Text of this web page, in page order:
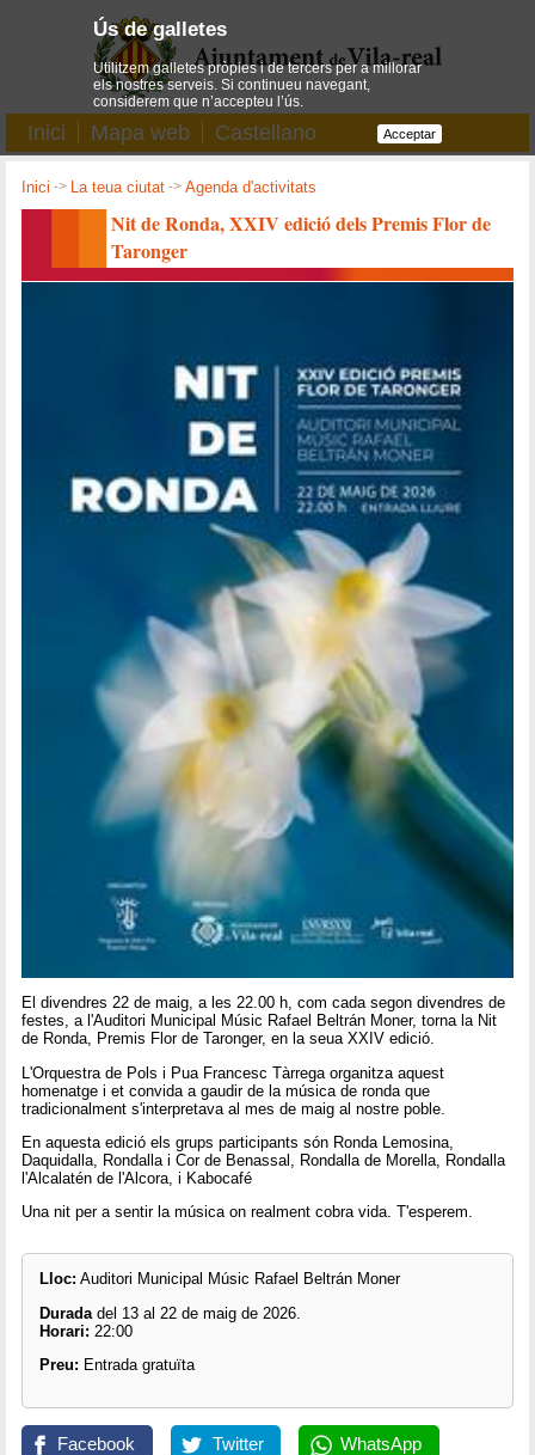
Inici Mapa web Castellano
Inici -> La teua ciutat ->Agenda d'activitats
Nit de Ronda, XXIV edició dels Premis Flor de
Taronger
El divendres 22 de maig, a les 22.00 h, com cada segon divendres de
festes, a l'Auditori Municipal Músic Rafael Beltrán Moner, torna la Nit
de Ronda, Premis Flor de Taronger, en la seua XXIV edició.
L'Orquestra de Pols i Pua Francesc Tàrrega organitza aquest
homenatge i et convida a gaudir de la música de ronda que
tradicionalment s'interpretava al mes de maig al nostre poble.
En aquesta edició els grups participants són Ronda Lemosina,
Daquidalla, Rondalla i Cor de Benassal, Rondalla de Morella, Rondalla
l'Alcalatén de l'Alcora, i Kabocafé
Una nit per a sentir la música on realment cobra vida. T'esperem.
Lloc: Auditori Municipal Músic Rafael Beltrán Moner
Durada del 13 al 22 de maig de 2026.
Horari: 22:00
Preu: Entrada gratuïta
Facebook Twitter WhatsApp
Ús de galletes
Utilitzem galletes pròpies i de tercers per a millorar
els nostres serveis. Si continueu navegant,
considerem que n’accepteu l’ús.
Acceptar